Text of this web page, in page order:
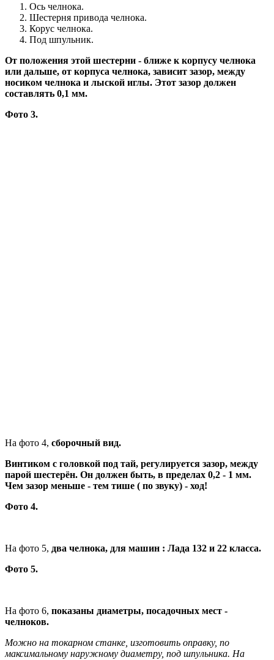
Ось челнока.
Шестерня привода челнока.
Корус челнока.
Под шпульник.
От положения этой шестерни - ближе к корпусу челнока
или дальше, от корпуса челнока, зависит зазор, между
носиком челнока и лыской иглы. Этот зазор должен
составлять 0,1 мм.
Фото 3.
На фото 4, сборочный вид.
Винтиком с головкой под тай, регулируется зазор, между
парой шестерён. Он должен быть, в пределах 0,2 - 1 мм.
Чем зазор меньше - тем тише ( по звуку) - ход!
Фото 4.
На фото 5, два челнока, для машин : Лада 132 и 22 класса.
Фото 5.
На фото 6, показаны диаметры, посадочных мест -
челноков.
Можно на токарном станке, изготовить оправку, по
максимальному наружному диаметру, под шпульника. На